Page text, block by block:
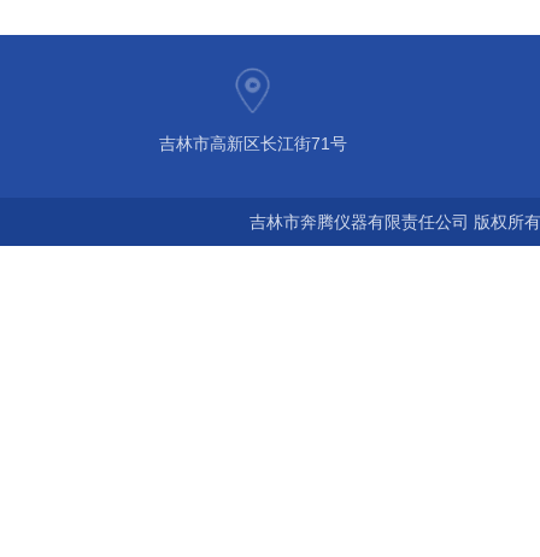
吉林市高新区长江街71号
吉林市奔腾仪器有限责任公司 版权所